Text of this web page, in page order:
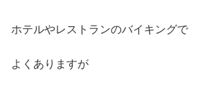
ホテルやレストランのバイキングで
よくありますが